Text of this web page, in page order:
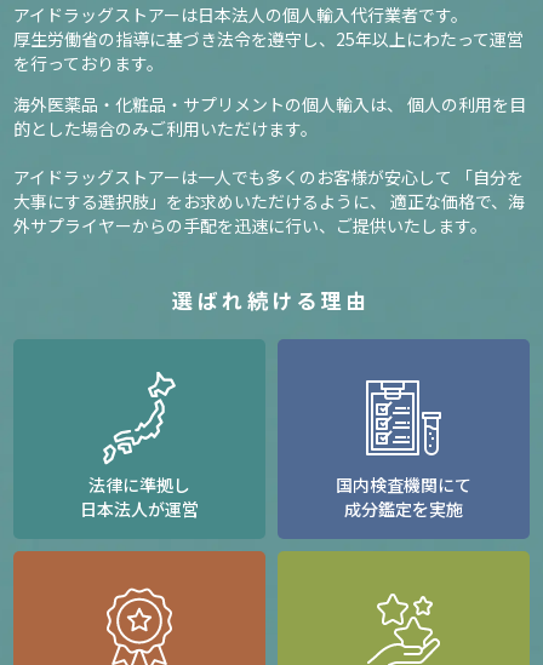
アイドラッグストアーは日本法人の個人輸入代行業者です。
厚生労働省の指導に基づき法令を遵守し、 25年以上にわたって運営
を行っております。
海外医薬品・化粧品・サプリメントの個人輸入は、
個人の利用を目
的とした場合のみご利用いただけます。
アイドラッグストアーは一人でも多くのお客様が安心して
「自分を
大事にする選択肢」をお求めいただけるように、
適正な価格で、海
外サプライヤーからの手配を迅速に行い、ご提供いたします。
選ばれ続ける理由
法律に準拠し
日本法人が運営
国内検査機関にて
成分鑑定を実施